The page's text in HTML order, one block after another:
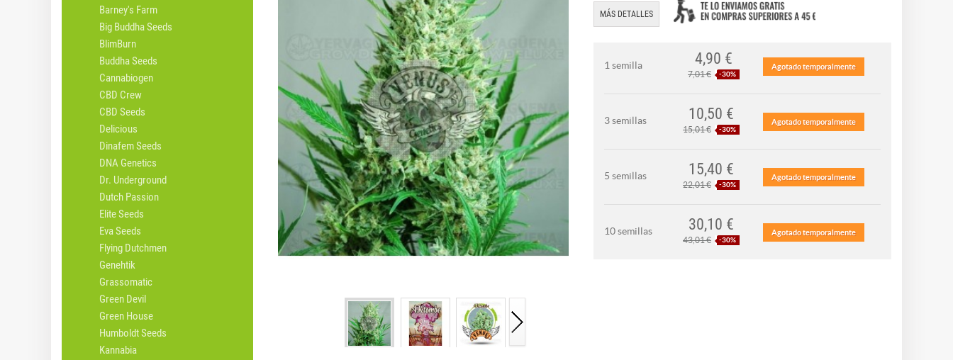
Barney's Farm
Big Buddha Seeds
BlimBurn
Buddha Seeds
Cannabiogen
CBD Crew
CBD Seeds
Delicious
Dinafem Seeds
DNA Genetics
Dr. Underground
Dutch Passion
Elite Seeds
Eva Seeds
Flying Dutchmen
Genehtik
Grassomatic
Green Devil
Green House
Humboldt Seeds
Kannabia
MÁS DETALLES
1 semilla Agotado temporalmente
4,90 €
7,01 € -30%
3 semillas Agotado temporalmente
10,50 €
15,01 € -30%
5 semillas Agotado temporalmente
15,40 €
22,01 € -30%
10 semillas Agotado temporalmente
30,10 €
43,01 € -30%